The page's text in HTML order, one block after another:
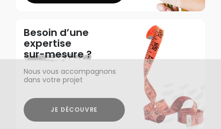
Besoin d’une
expertise
sur-mesure ?
Nous vous accompagnons
dans votre projet
JE DÉCOUVRE